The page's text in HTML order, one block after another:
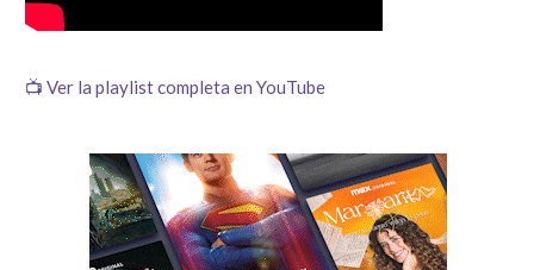
📺 Ver la playlist completa en YouTube